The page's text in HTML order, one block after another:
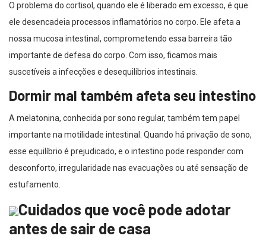
O problema do cortisol, quando ele é liberado em excesso, é que
ele desencadeia processos inflamatórios no corpo. Ele afeta a
nossa mucosa intestinal, comprometendo essa barreira tão
importante de defesa do corpo. Com isso, ficamos mais
suscetíveis a infecções e desequilíbrios intestinais.
Dormir mal também afeta seu intestino
A melatonina, conhecida por sono regular, também tem papel
importante na motilidade intestinal. Quando há privação de sono,
esse equilíbrio é prejudicado, e o intestino pode responder com
desconforto, irregularidade nas evacuações ou até sensação de
estufamento.
Cuidados que você pode adotar
antes de sair de casa